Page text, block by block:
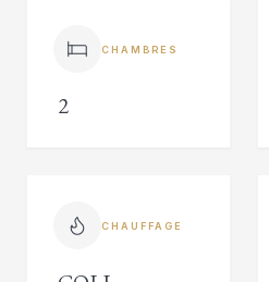
CHAMBRES
2
CHAUFFAGE